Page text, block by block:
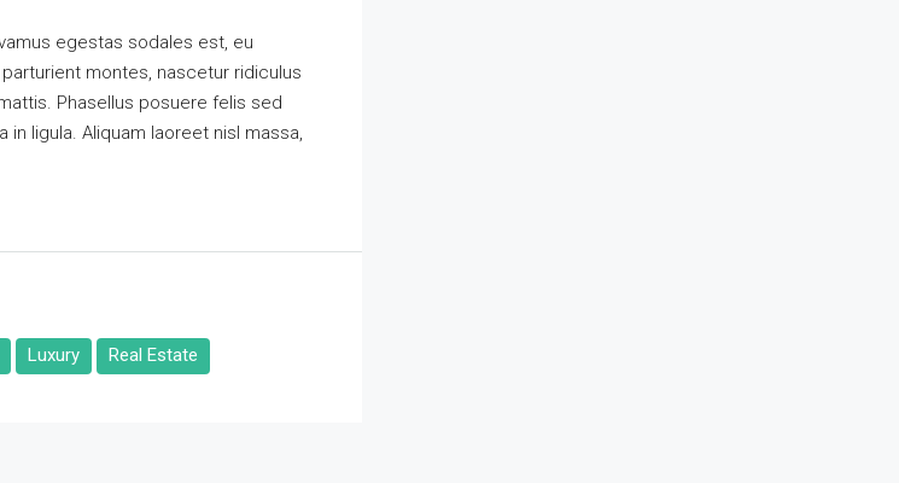
egestas sodales est, eu
montes, nascetur ridiculus
Phasellus posuere felis sed
ligula. Aliquam laoreet nisl massa,
Luxury Real Estate